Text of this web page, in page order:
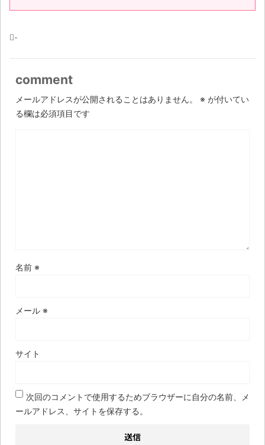
-
comment
メールアドレスが公開されることはありません。 ※ が付いてい
る欄は必須項目です
名前 ※
メール ※
サイト
次回のコメントで使用するためブラウザーに自分の名前、メ
ールアドレス、サイトを保存する。